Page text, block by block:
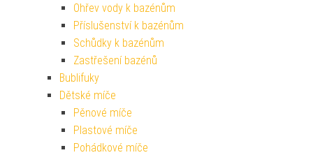
Ohřev vody k bazénům
Příslušenství k bazénům
Schůdky k bazénům
Zastřešení bazénů
Bublifuky
Dětské míče
Pěnové míče
Plastové míče
Pohádkové míče